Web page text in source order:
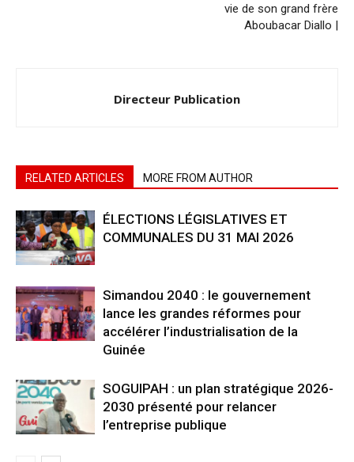
vie de son grand frère
Aboubacar Diallo |
Directeur Publication
RELATED ARTICLES MORE FROM AUTHOR
ÉLECTIONS LÉGISLATIVES ET
COMMUNALES DU 31 MAI 2026
Simandou 2040 : le gouvernement
lance les grandes réformes pour
accélérer l’industrialisation de la
Guinée
SOGUIPAH : un plan stratégique 2026-
2030 présenté pour relancer
l’entreprise publique